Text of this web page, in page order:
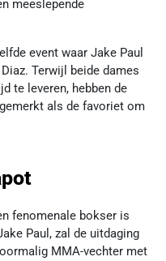
meeslepende
event waar Jake Paul
Terwijl beide dames
te leveren, hebben de
als de favoriet om
fenomenale bokser is
Paul, zal de uitdaging
MMA-vechter met